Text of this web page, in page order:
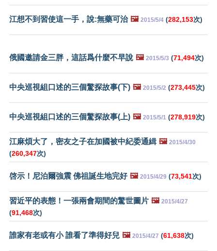
江想不到習使這一手，說:無藥可治 🖼️ 2015/5/4 (282,153次)
俄國邀請金三胖，這話爲什麼不早說 🖼️ 2015/5/3 (71,494次)
中央巡視組口述的三個驚探故事(下) 🖼️ 2015/5/2 (273,445次)
中央巡視組口述的三個驚探故事(上) 🖼️ 2015/5/1 (278,919次)
江麻煩大了，密友之子在加國被中紀委通緝 🖼️ 2015/4/30
(260,347次)
啓示！尼泊爾強震 佛祖誕生地完好 🖼️ 2015/4/29 (73,541次)
習近平的表態！一張兩會期間的驚世圖片 🖼️ 2015/4/27
(91,468次)
誰家有老或有小 誰看了準得好兒 🖼️ 2015/4/27 (61,638次)